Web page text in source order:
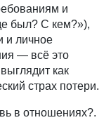
и
был? С кем?»),
и личное
— всё это
как
страх потери.
в отношениях?.